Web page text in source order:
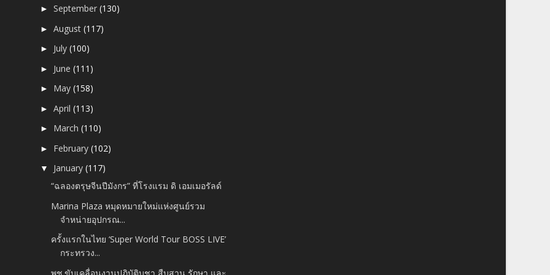
►September(130)
►August(117)
► July(100)
► June(111)
► May(158)
►April(113)
► March(110)
► February(102)
▼ January(117)
“ฉลองตรุษจีนปีมังกร” ที่โรงแรม ดิ เอมเมอรัลด์
Marina Plaza หมุดหมายใหม่แห่งศูนย์รวม
จำหน่ายอุปกรณ...
ครั้งแรกในไทย ‘Super World Tour BOSS LIVE’
กระทรวง...